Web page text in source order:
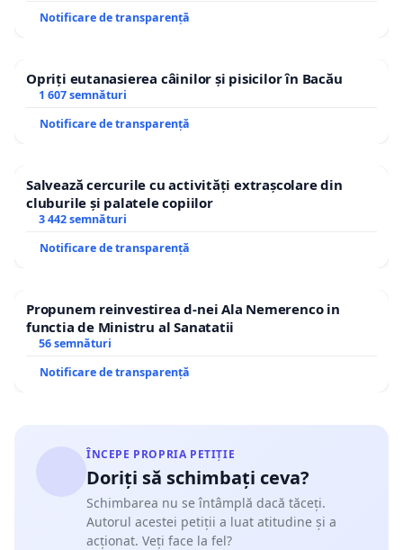
Notificare de transparență
Opriți eutanasierea câinilor și pisicilor în Bacău
1 607 semnături
Notificare de transparență
Salvează cercurile cu activități extrașcolare din
cluburile și palatele copiilor
3 442 semnături
Notificare de transparență
Propunem reinvestirea d-nei Ala Nemerenco in
functia de Ministru al Sanatatii
56 semnături
Notificare de transparență
ÎNCEPE PROPRIA PETIȚIE
Doriți să schimbați ceva?
Schimbarea nu se întâmplă dacă tăceți.
Autorul acestei petiții a luat atitudine și a
acționat. Veți face la fel?